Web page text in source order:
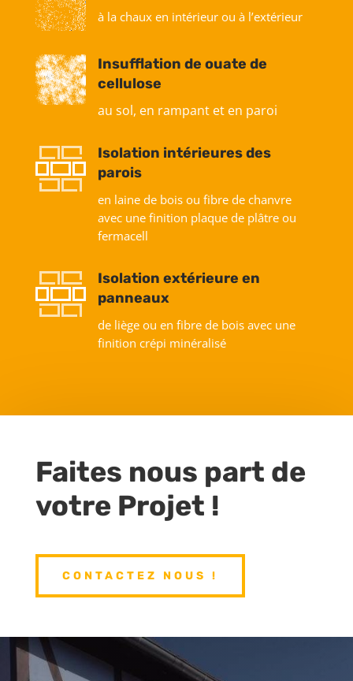
à la chaux en intérieur ou à l’extérieur
Insufflation de ouate de
cellulose
au sol, en rampant et en paroi
Isolation intérieures des
parois
en laine de bois ou fibre de chanvre
avec une finition plaque de plâtre ou
fermacell
Isolation extérieure en
panneaux
de liège ou en fibre de bois avec une
finition crépi minéralisé
Faites nous part de
votre Projet !
CONTACTEZ NOUS !